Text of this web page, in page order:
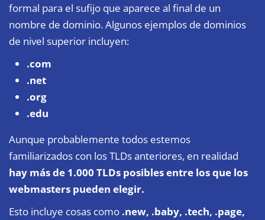
formal para el sufijo que aparece al final de un
nombre de dominio. Algunos ejemplos de dominios
de nivel superior incluyen:
.com
.net
.org
.edu
Aunque probablemente todos estemos
familiarizados con los TLDs anteriores, en realidad
hay más de 1.000 TLDs posibles entre los que los
webmasters pueden elegir.
Esto incluye cosas como .new, .baby, .tech, .page,